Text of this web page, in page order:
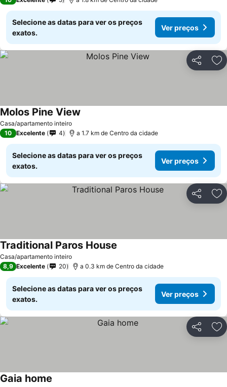
Selecione as datas para ver os preços
exatos.
Ver preços
Partilhar
Casa/apartamento inteiro
Molos Pine View
10 Excelente 4 a 1.7 km de Centro da cidade
Selecione as datas para ver os preços
exatos.
Ver preços
Partilhar
Casa/apartamento inteiro
Traditional Paros House
8,9 Excelente 20 a 0.3 km de Centro da cidade
Selecione as datas para ver os preços
exatos.
Ver preços
Partilhar
Gaia home